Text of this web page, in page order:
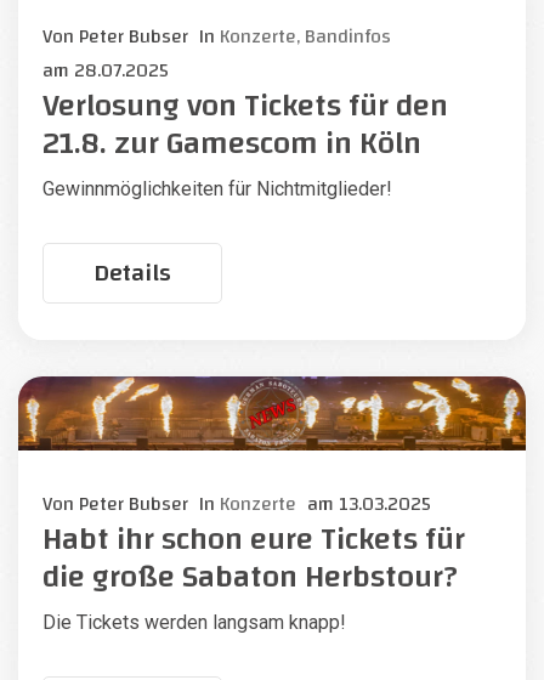
Von Peter Bubser In Konzerte,Bandinfos
am 28.07.2025
Verlosung von Tickets für den
21.8. zur Gamescom in Köln
Gewinnmöglichkeiten für Nichtmitglieder!
Details
Von Peter Bubser In Konzerte am 13.03.2025
Habt ihr schon eure Tickets für
die große Sabaton Herbstour?
Die Tickets werden langsam knapp!